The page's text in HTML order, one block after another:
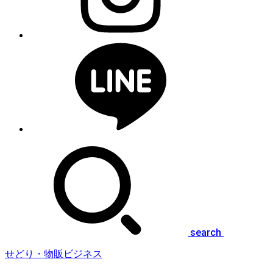
search
せどり・物販ビジネス